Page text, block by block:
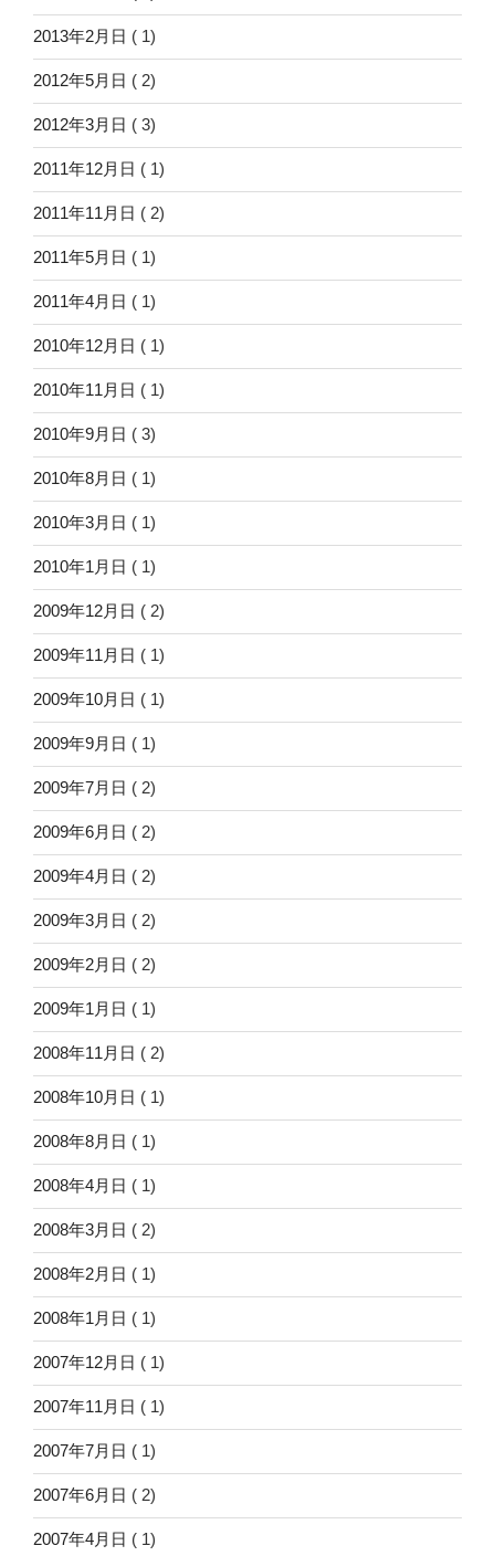
2013年2月日 ( 1)
2012年5月日 ( 2)
2012年3月日 ( 3)
2011年12月日 ( 1)
2011年11月日 ( 2)
2011年5月日 ( 1)
2011年4月日 ( 1)
2010年12月日 ( 1)
2010年11月日 ( 1)
2010年9月日 ( 3)
2010年8月日 ( 1)
2010年3月日 ( 1)
2010年1月日 ( 1)
2009年12月日 ( 2)
2009年11月日 ( 1)
2009年10月日 ( 1)
2009年9月日 ( 1)
2009年7月日 ( 2)
2009年6月日 ( 2)
2009年4月日 ( 2)
2009年3月日 ( 2)
2009年2月日 ( 2)
2009年1月日 ( 1)
2008年11月日 ( 2)
2008年10月日 ( 1)
2008年8月日 ( 1)
2008年4月日 ( 1)
2008年3月日 ( 2)
2008年2月日 ( 1)
2008年1月日 ( 1)
2007年12月日 ( 1)
2007年11月日 ( 1)
2007年7月日 ( 1)
2007年6月日 ( 2)
2007年4月日 ( 1)